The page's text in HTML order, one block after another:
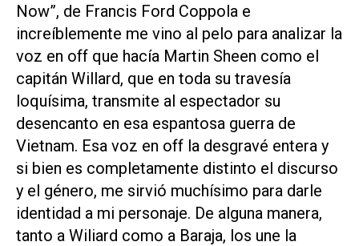
Now”, de Francis Ford Coppola e
increíblemente me vino al pelo para analizar la
voz en off que hacía Martin Sheen como el
capitán Willard, que en toda su travesía
loquísima, transmite al espectador su
desencanto en esa espantosa guerra de
Vietnam. Esa voz en off la desgravé entera y
si bien es completamente distinto el discurso
y el género, me sirvió muchísimo para darle
identidad a mi personaje. De alguna manera,
tanto a Wiliard como a Baraja, los une la